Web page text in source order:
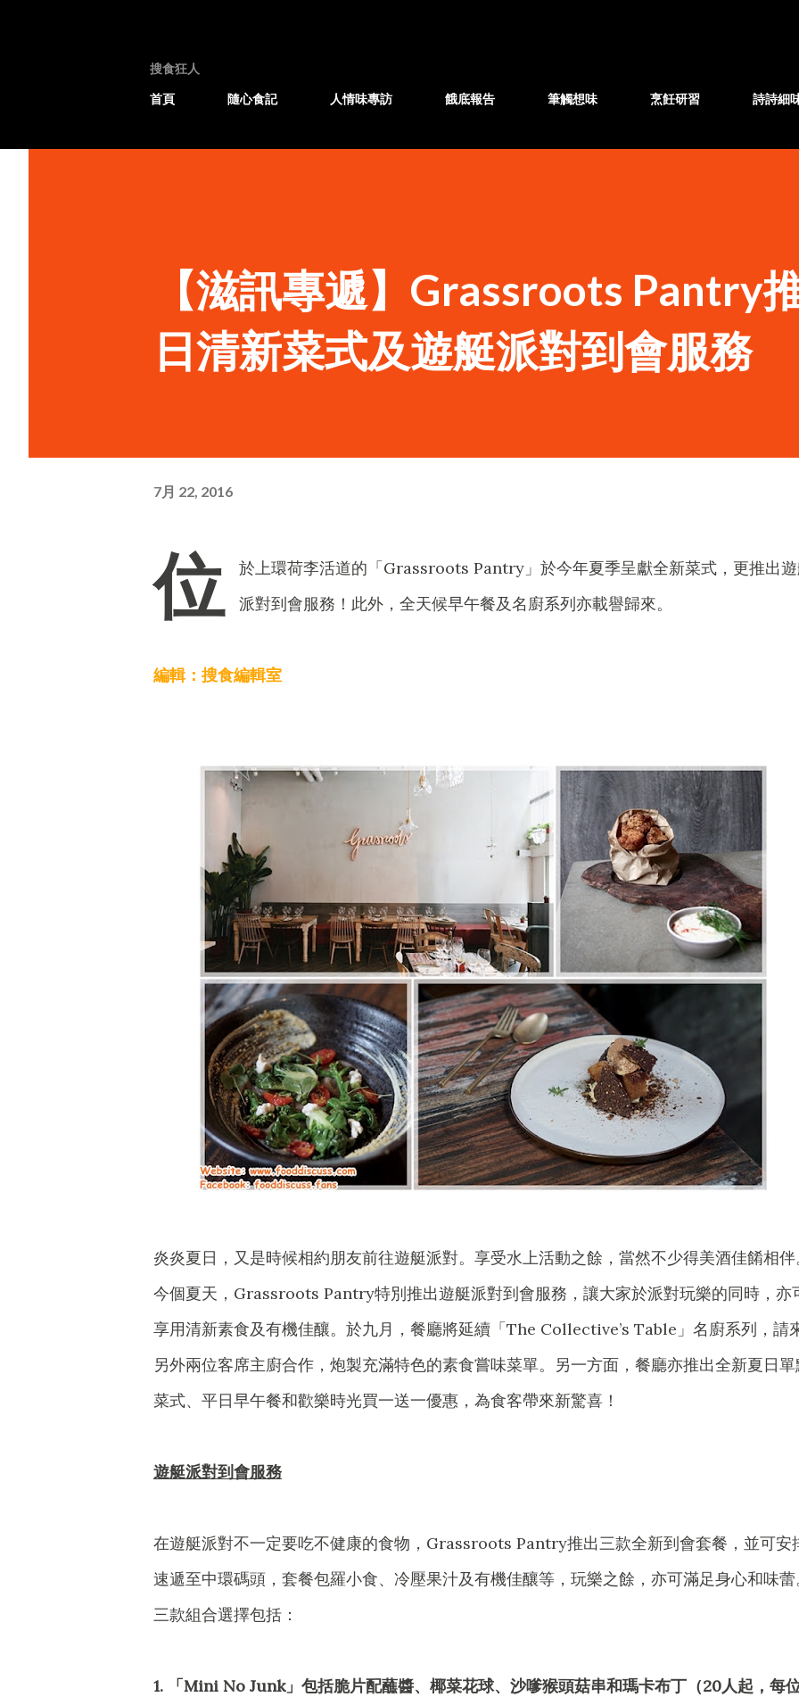
搜食狂人
首頁
隨心食記 人情味專訪 餓底報告 筆觸想味 烹飪研習 詩詩細
【滋訊專遞】Grassroots Pantry
日清新菜式及遊艇派對到會服務
7月 22, 2016
位
於上環荷李活道的「Grassroots Pantry」於今年夏季呈獻全新菜式，更推出
派對到會服務！此外，全天候早午餐及名廚系列亦載譽歸來。
編輯：搜食編輯室
炎炎夏日，又是時候相約朋友前往遊艇派對。享受水上活動之餘，當然不少得美酒佳餚相
今個夏天，Grassroots Pantry特別推出遊艇派對到會服務，讓大家於派對玩樂的同時，亦
享用清新素食及有機佳釀。於九月，餐廳將延續「The Collective’s Table」名廚系列，請
另外兩位客席主廚合作，炮製充滿特色的素食嘗味菜單。另一方面，餐廳亦推出全新夏日
菜式、平日早午餐和歡樂時光買一送一優惠，為食客帶來新驚喜！
遊艇派對到會服務
在遊艇派對不一定要吃不健康的食物，Grassroots Pantry推出三款全新到會套餐，並可安
速遞至中環碼頭，套餐包羅小食、冷壓果汁及有機佳釀等，玩樂之餘，亦可滿足身心和味
三款組合選擇包括：
1. 「Mini No Junk」包括脆片配蘸醬、椰菜花球、沙嗲猴頭菇串和瑪卡布丁（20人起，每